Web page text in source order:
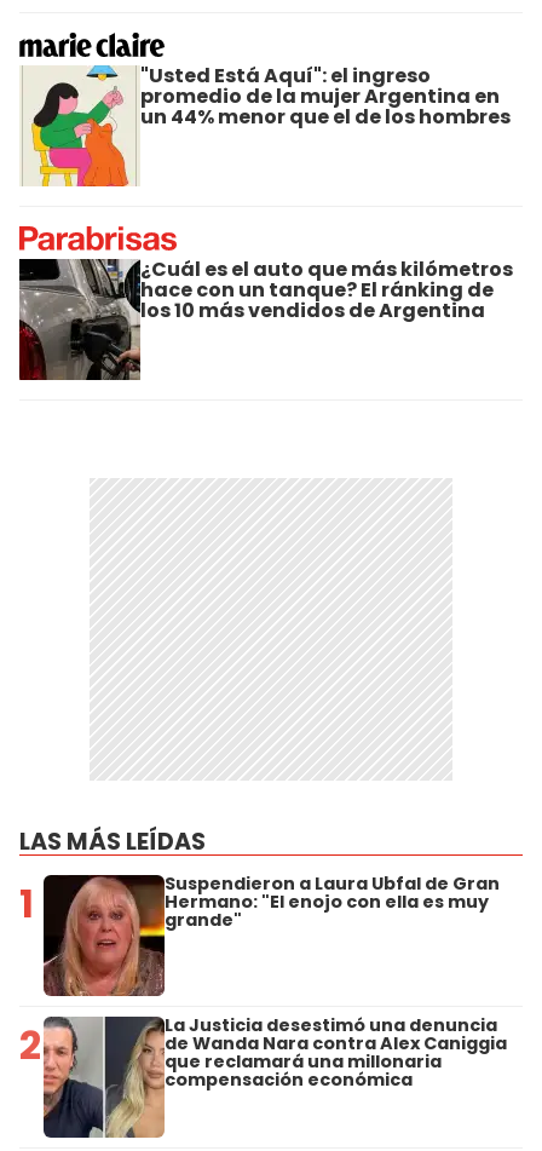
"Usted Está Aquí": el ingreso
promedio de la mujer Argentina en
un 44% menor que el de los hombres
¿Cuál es el auto que más kilómetros
hace con un tanque? El ránking de
los 10 más vendidos de Argentina
LAS MÁS LEÍDAS
1 Suspendieron a Laura Ubfal de Gran
Hermano: "El enojo con ella es muy
grande"
2 La Justicia desestimó una denuncia
de Wanda Nara contra Alex Caniggia
que reclamará una millonaria
compensación económica